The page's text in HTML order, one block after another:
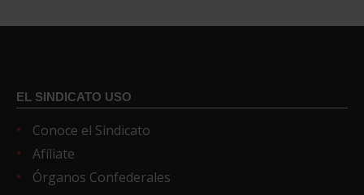
EL SINDICATO USO
Conoce el Sindicato
Afíliate
Órganos Confederales